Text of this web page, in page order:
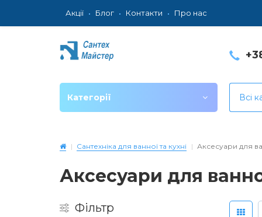
Акції Блог Контакти Про нас
Всі
Категорії
Сантехніка для ванної та кухні Аксесуари для
Аксесуари для
Фільтр